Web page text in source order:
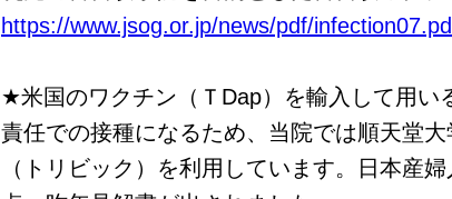
https://www.jsog.or.jp/news/pdf/
★米国のワクチン（ＴDap）を輸入して用い
責任での接種になるため、当院では順天堂
（トリビック）を利用しています。日本産